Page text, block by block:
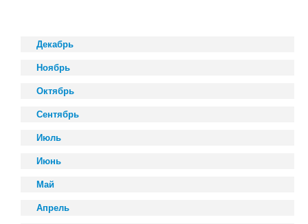
Декабрь
Ноябрь
Октябрь
Сентябрь
Июль
Июнь
Май
Апрель